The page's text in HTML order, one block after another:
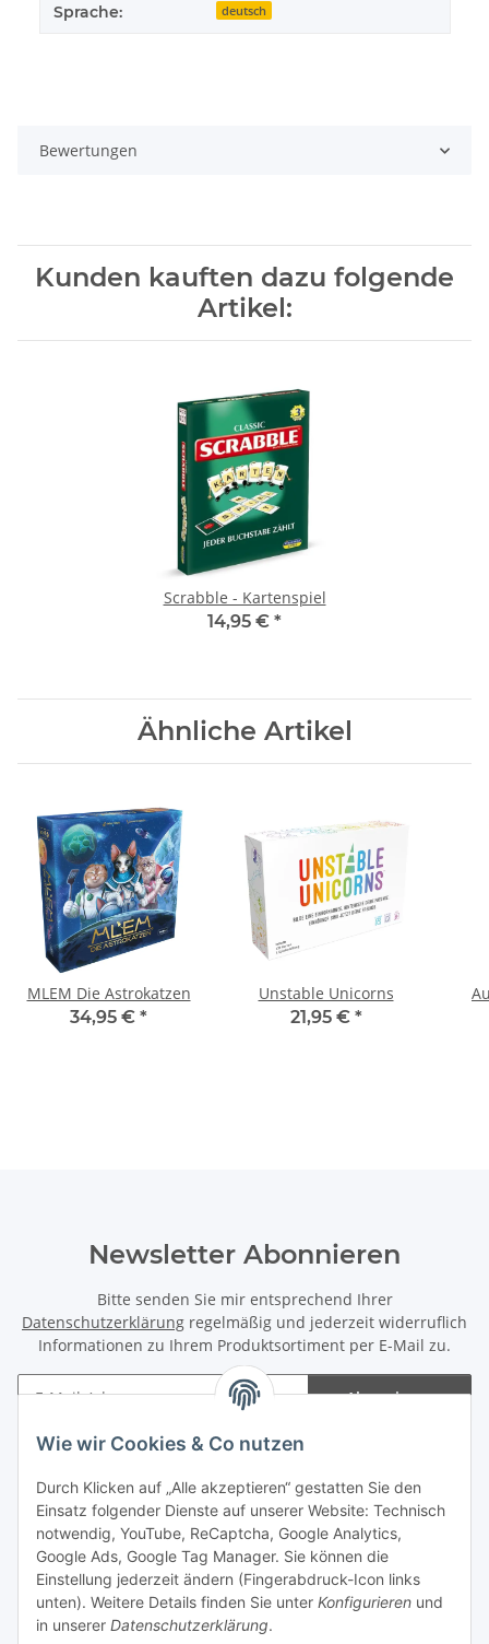
Wie wir Cookies & Co nutzen
Durch Klicken auf „Alle akzeptieren“ gestatten Sie den
Einsatz folgender Dienste auf unserer Website: Technisch
notwendig, YouTube, ReCaptcha, Google Analytics,
Google Ads, Google Tag Manager. Sie können die
Einstellung jederzeit ändern (Fingerabdruck-Icon links
unten). Weitere Details finden Sie unter Konfigurieren und
in unserer Datenschutzerklärung.
Sprache: deutsch
Bewertungen
Kunden kauften dazu folgende
Artikel:
Scrabble - Kartenspiel
14,95 € *
Ähnliche Artikel
MLEM Die Astrokatzen
34,95 € *
Unstable Unicorns
21,95 € *
Newsletter Abonnieren
Bitte senden Sie mir entsprechend Ihrer
Datenschutzerklärung regelmäßig und jederzeit widerruflich
Informationen zu Ihrem Produktsortiment per E-Mail zu.
Abonnieren
Newsletter Abonnieren
Informationen
Gesetzliche Informationen
Spieletreffs in Jülich & Umgebung